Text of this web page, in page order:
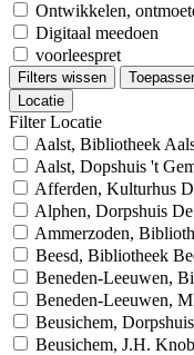
Ontwikkelen,
Digitaal meedoen
voorleespret
Filters wissen
Locatie
Filter Locatie
Aalst, Bibliotheek
Aalst, Dopshuis 't
Afferden, Kulturhus
Alphen, Dorpshuis
Ammerzoden,
Beesd, Bibliotheek
Beneden-Leeuwen,
Beneden-Leeuwen,
Beusichem,
Beusichem, J.H.